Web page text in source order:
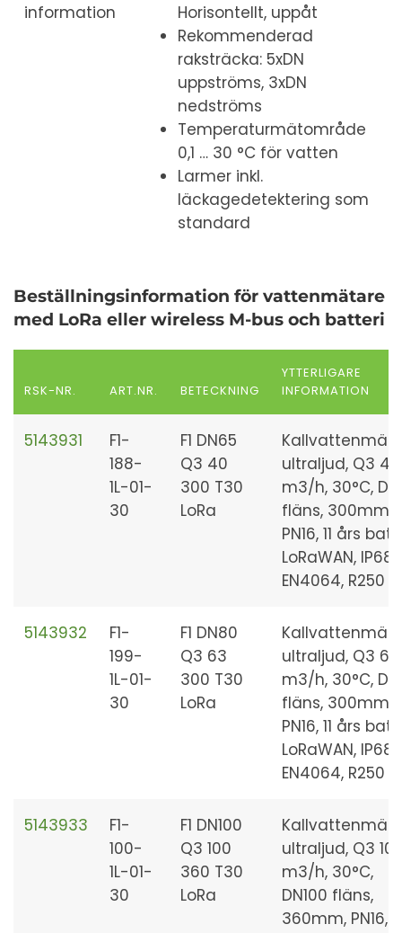
information
Horisontellt, uppåt
Rekommenderad
raksträcka: 5xDN
uppströms, 3xDN
nedströms
Temperaturmätområde
0,1 … 30 °C för vatten
Larmer inkl.
läckagedetektering som
standard
Beställningsinformation för vattenmätare
med LoRa eller wireless M-bus och batteri
RSK-NR. ART.NR. BETECKNING
YTTERLIGARE
INFORMATION
5143931
F1-
188-
1L-01-
30
F1 DN65
Q3 40
300 T30
LoRa
ultraljud, Q3 40
m3/h, 30°C,
fläns, 300mm,
PN16, 11 års
LoRaWAN, IP68,
EN4064, R250
5143932
F1-
199-
1L-01-
30
F1 DN80
Q3 63
300 T30
LoRa
ultraljud, Q3 63
m3/h, 30°C,
fläns, 300mm,
PN16, 11 års
LoRaWAN, IP68,
EN4064, R250
5143933
F1-
100-
1L-01-
30
F1 DN100
Q3 100
360 T30
LoRa
ultraljud, Q3
m3/h, 30°C,
DN100 fläns,
360mm, PN16, 11